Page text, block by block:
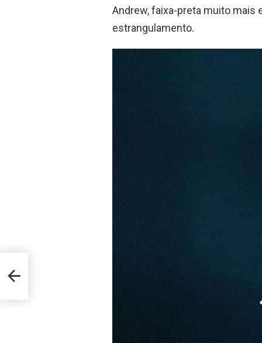
Andrew, faixa-preta muito mais
estrangulamento.